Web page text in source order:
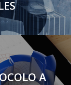
A